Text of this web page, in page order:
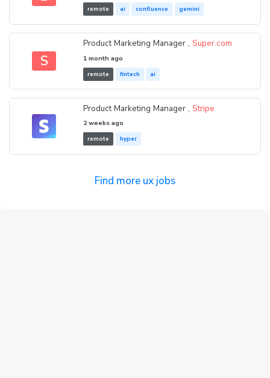
remote ai confluence gemini
S
Product Marketing Manager ,Super.com
1 month ago
remote fintech ai
Product Marketing Manager ,Stripe
2 weeks ago
remote hyper
Find more ux jobs